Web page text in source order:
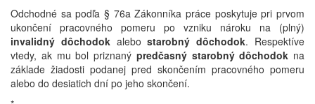
Odchodné sa podľa § 76a Zákonníka práce poskytuje pri prvom
ukončení pracovného pomeru po vzniku nároku na (plný)
invalidný dôchodokalebostarobný dôchodok. Respektíve
vtedy, ak mu bol priznaný predčasný starobný dôchodok na
základe žiadosti podanej pred skončením pracovného pomeru
alebo do desiatich dní po jeho skončení.